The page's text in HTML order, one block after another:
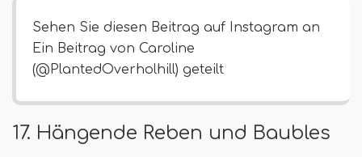
Sehen Sie diesen Beitrag auf Instagram an
Ein Beitrag von Caroline
(@PlantedOverholhill) geteilt
17. Hängende Reben und Baubles